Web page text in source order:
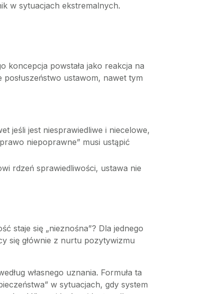
w sytuacjach ekstremalnych.
koncepcja powstała jako reakcja na
posłuszeństwo ustawom, nawet tym
jeśli jest niesprawiedliwe i niecelowe,
niepoprawne” musi ustąpić
rdzeń sprawiedliwości, ustawa nie
staje się „nieznośna”? Dla jednego
się głównie z nurtu pozytywizmu
własnego uznania. Formuła ta
w sytuacjach, gdy system